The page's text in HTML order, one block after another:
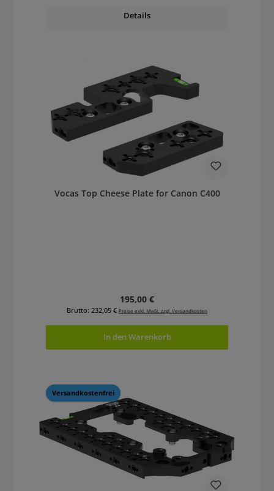
Details
Vocas Top Cheese Plate for Canon C400
Regulärer Preis:
195,00 €
Brutto: 232,05 € Preise exkl. MwSt. zzgl. Versandkosten
In den Warenkorb
Versandkostenfrei